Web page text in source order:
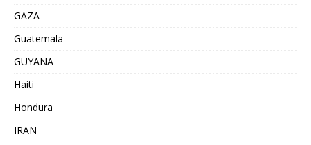
GAZA
Guatemala
GUYANA
Haiti
Hondura
IRAN